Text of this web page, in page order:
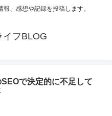
、感想や記録を投稿します。
イフBLOG
で決定的に不足して